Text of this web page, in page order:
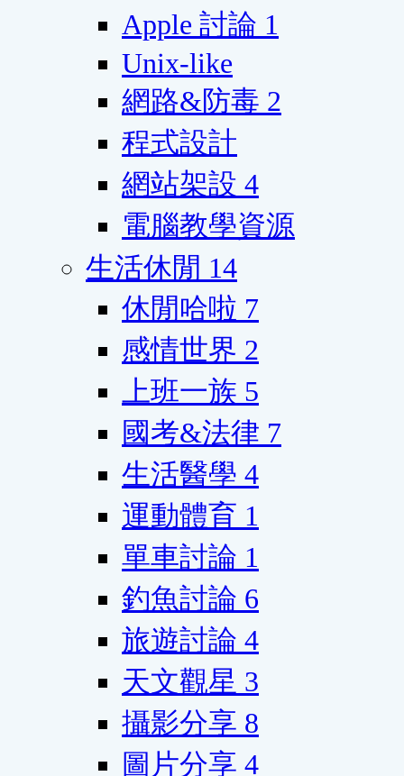
Apple 討論 1
Unix-like
網路&防毒 2
程式設計
網站架設 4
電腦教學資源
生活休閒 14
休閒哈啦 7
感情世界 2
上班一族 5
國考&法律 7
生活醫學 4
運動體育 1
單車討論 1
釣魚討論 6
旅遊討論 4
天文觀星 3
攝影分享 8
圖片分享 4